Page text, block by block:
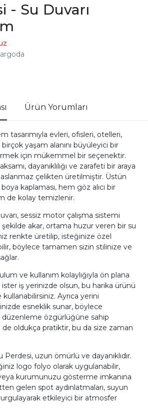
- Su Duvarı
Ürün Yorumları
tasarımıyla evleri, ofisleri, otelleri,
yaşam alanını büyüleyici bir
için mükemmel bir seçenektir.
dayanıklılığı ve zarafeti bir araya
çelikten üretilmiştir. Üstün
kaplaması, hem göz alıcı bir
de kolay temizlenir.
sessiz motor çalışma sistemi
şekilde akar, ortama huzur veren bir su
renkte üretilip, isteğinize özel
böylece tamamen sizin stilinize ve
ve kullanım kolaylığıyla ön plana
ister iş yerinizde olsun, bu harika ürünü
kullanabilirsiniz. Ayrıca yerini
esneklik sunar, böylece
düzenleme özgürlüğüne sahip
de oldukça pratiktir, bu da size zaman
uzun ömürlü ve dayanıklıdır.
logo folyo olarak uygulanabilir,
kurumunuzu gösterme imkanına
gelen spot aydınlatmaları, suyun
etkileyici bir atmosfer